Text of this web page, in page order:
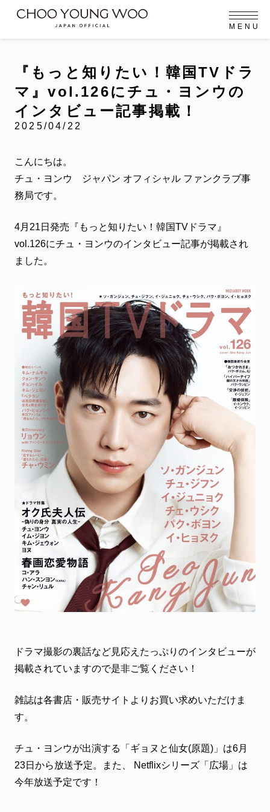
NEWS
ニュース
PROFILE
プロフィール
EVENT
MEMBERSHIP
メンバーシップ
FANCLUB
ファンクラブ
FC NEWS
FCニュース
ビデオ
GALLERY
ギャラリー
CONTACT
お問い合わせ
OFFICIAL MENU
MEMBERSHIP MENU
FC NEWS
MEMBERSHIP CARD
VIDEOGALLERY
arrow_right JOIN USarrow_rightLOGIN
M E N U
『もっと知りたい！韓国TVドラ
マ』vol.126にチュ・ヨンウの
インタビュー記事掲載！
2025/04/22
こんにちは。
チュ・ヨンウ ジャパン オフィシャル ファンクラブ事
務局です。
4月21日発売『もっと知りたい！韓国TVドラマ』
vol.126にチュ・ヨンウのインタビュー記事が掲載され
ました。
ドラマ撮影の裏話など見応えたっぷりのインタビューが
掲載されていますので是非ご覧ください！
雑誌は各書店・販売サイトよりお買い求めいただけま
す。
チュ・ヨンウが出演する「ギョヌと仙女(原題)」は6月
23日から放送予定。また、 Netflixシリーズ「広場」は
今年放送予定です！